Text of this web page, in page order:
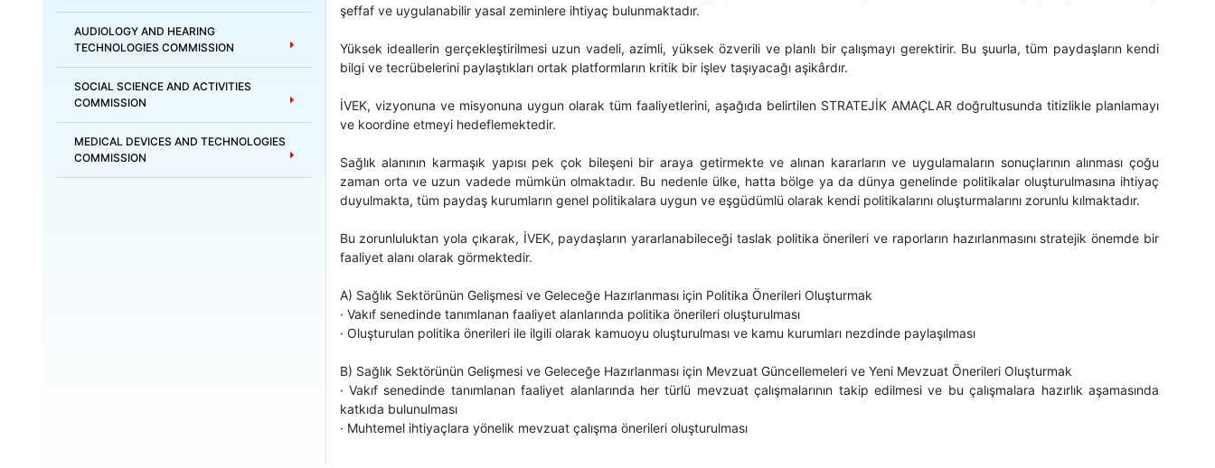
AUDIOLOGY AND HEARING
TECHNOLOGIES COMMISSION
SOCIAL SCIENCE AND ACTIVITIES
COMMISSION
MEDICAL DEVICES AND TECHNOLOGIES
COMMISSION
şeffaf ve uygulanabilir yasal zeminlere ihtiyaç bulunmaktadır.
Yüksek ideallerin gerçekleştirilmesi uzun vadeli, azimli, yüksek özverili ve planlı bir çalışmayı gerektirir. Bu şuurla, tüm paydaşların kendi
bilgi ve tecrübelerini paylaştıkları ortak platformların kritik bir işlev taşıyacağı aşikârdır.
İVEK, vizyonuna ve misyonuna uygun olarak tüm faaliyetlerini, aşağıda belirtilen STRATEJİK AMAÇLAR doğrultusunda titizlikle planlamayı
ve koordine etmeyi hedeflemektedir.
Sağlık alanının karmaşık yapısı pek çok bileşeni bir araya getirmekte ve alınan kararların ve uygulamaların sonuçlarının alınması çoğu
zaman orta ve uzun vadede mümkün olmaktadır. Bu nedenle ülke, hatta bölge ya da dünya genelinde politikalar oluşturulmasına ihtiyaç
duyulmakta, tüm paydaş kurumların genel politikalara uygun ve eşgüdümlü olarak kendi politikalarını oluşturmalarını zorunlu kılmaktadır.
Bu zorunluluktan yola çıkarak, İVEK, paydaşların yararlanabileceği taslak politika önerileri ve raporların hazırlanmasını stratejik önemde bir
faaliyet alanı olarak görmektedir.
A) Sağlık Sektörünün Gelişmesi ve Geleceğe Hazırlanması için Politika Önerileri Oluşturmak
· Vakıf senedinde tanımlanan faaliyet alanlarında politika önerileri oluşturulması
· Oluşturulan politika önerileri ile ilgili olarak kamuoyu oluşturulması ve kamu kurumları nezdinde paylaşılması
B) Sağlık Sektörünün Gelişmesi ve Geleceğe Hazırlanması için Mevzuat Güncellemeleri ve Yeni Mevzuat Önerileri Oluşturmak
· Vakıf senedinde tanımlanan faaliyet alanlarında her türlü mevzuat çalışmalarının takip edilmesi ve bu çalışmalara hazırlık aşamasında
katkıda bulunulması
· Muhtemel ihtiyaçlara yönelik mevzuat çalışma önerileri oluşturulması